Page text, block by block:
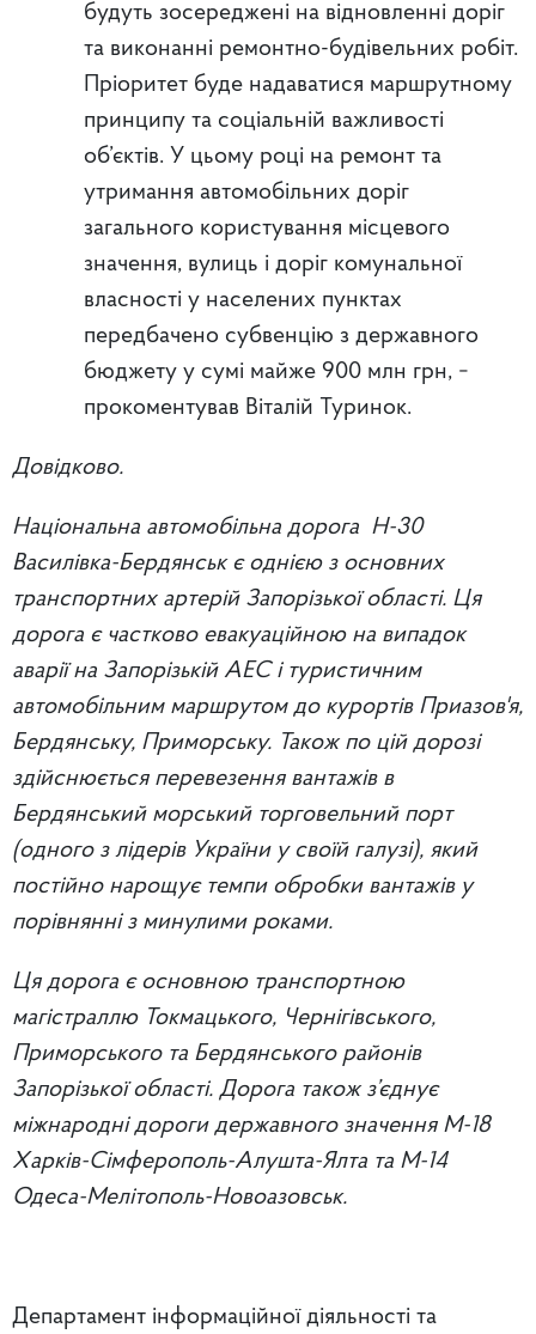
будуть зосереджені на відновленні доріг
та виконанні ремонтно-будівельних робіт.
Пріоритет буде надаватися маршрутному
принципу та соціальній важливості
об’єктів. У цьому році на ремонт та
утримання автомобільних доріг
загального користування місцевого
значення, вулиць і доріг комунальної
власності у населених пунктах
передбачено субвенцію з державного
бюджету у сумі майже 900 млн грн, −
прокоментував Віталій Туринок.
Довідково.
Національна автомобільна дорога Н-30
Василівка-Бердянськ є однією з основних
транспортних артерій Запорізької області. Ця
дорога є частково евакуаційною на випадок
аварії на Запорізькій АЕС і туристичним
автомобільним маршрутом до курортів Приазов'я,
Бердянську, Приморську. Також по цій дорозі
здійснюється перевезення вантажів в
Бердянський морський торговельний порт
(одного з лідерів України у своїй галузі), який
постійно нарощує темпи обробки вантажів у
порівнянні з минулими роками.
Ця дорога є основною транспортною
магістраллю Токмацького, Чернігівського,
Приморського та Бердянського районів
Запорізької області. Дорога також з’єднує
міжнародні дороги державного значення М-18
Харків-Сімферополь-Алушта-Ялта та М-14
Одеса-Мелітополь-Новоазовськ.
Департамент інформаційної діяльності та